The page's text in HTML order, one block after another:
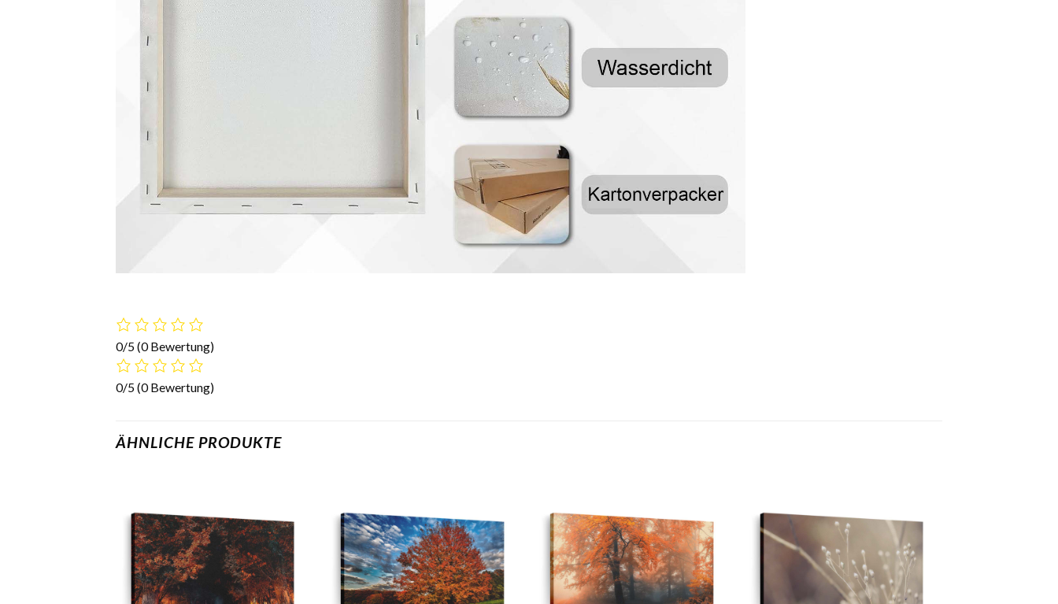
0/5(0 Bewertung)
0/5(0 Bewertung)
ÄHNLICHE PRODUKTE